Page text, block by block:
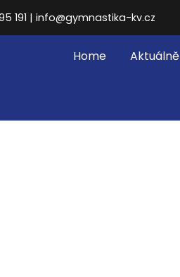
191 | info@gymnastika-kv.cz
Home Aktuálně